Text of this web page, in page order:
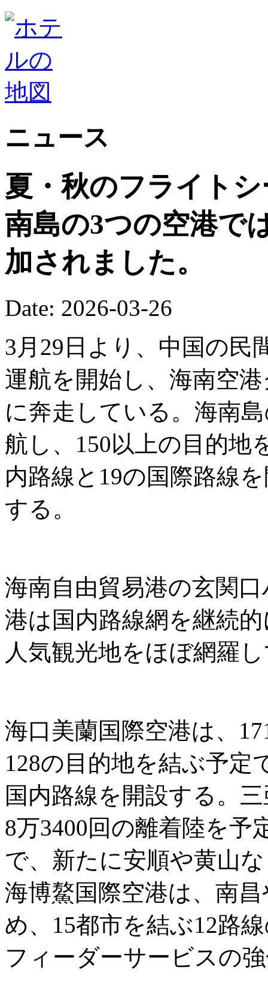
ニュース
夏・秋のフライト
南島の3つの空港で
加されました。
Date: 2026-03-26
3月29日より、中国の民
運航を開始し、海南空
に奔走している。海南
航し、150以上の目的地
内路線と19の国際路線
する。
海南自由貿易港の玄関
港は国内路線網を継続
人気観光地をほぼ網羅
海口美蘭国際空港は、
128の目的地を結ぶ予定
国内路線を開設する。
8万3400回の離着陸を予
で、新たに安順や黄山
海博鰲国際空港は、南
め、15都市を結ぶ12路
フィーダーサービスの